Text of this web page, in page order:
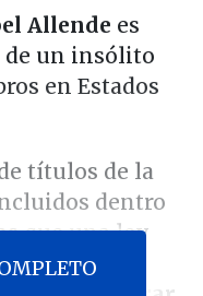
Allende es
de un insólito
en Estados
títulos de la
dentro
que una ley